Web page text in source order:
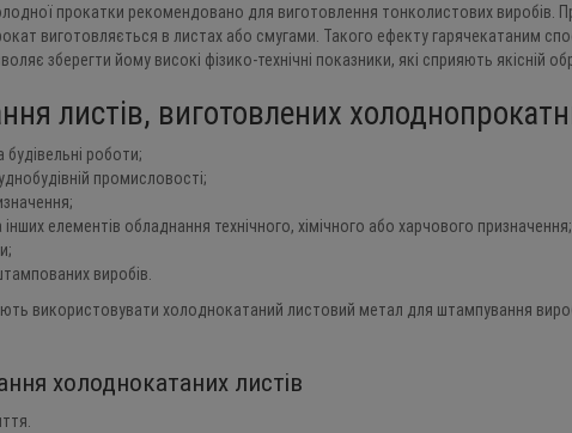
прокатки рекомендовано для виготовлення тонколистових виробів.
виготовляється в листах або смугами. Такого ефекту гарячекатаним
зберегти йому високі фізико-технічні показники, які сприяють якісній
листів, виготовлених
роботи;
промисловості;
елементів обладнання технічного, хімічного або харчового призначення;
виробів.
використовувати холоднокатаний листовий метал для штампування
холоднокатаних листів